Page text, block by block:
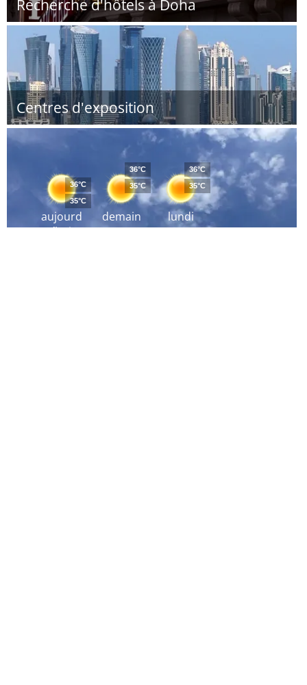
Recherche d'hôtels à Doha
Centres d'exposition
aujourd
´hui
36°C
35°C
demain
36°C
35°C
lundi
36°C
35°C